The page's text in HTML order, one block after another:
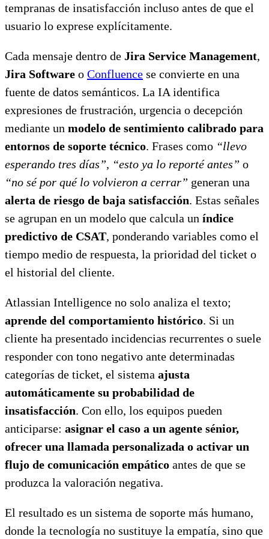
tempranas de insatisfacción incluso antes de que el
usuario lo exprese explícitamente.
Cada mensaje dentro de Jira Service Management,
Jira Software o Confluence se convierte en una
fuente de datos semánticos. La IA identifica
expresiones de frustración, urgencia o decepción
mediante un modelo de sentimiento calibrado para
entornos de soporte técnico. Frases como “llevo
esperando tres días”, “esto ya lo reporté antes” o
“no sé por qué lo volvieron a cerrar” generan una
alerta de riesgo de baja satisfacción. Estas señales
se agrupan en un modelo que calcula un índice
predictivo de CSAT, ponderando variables como el
tiempo medio de respuesta, la prioridad del ticket o
el historial del cliente.
Atlassian Intelligence no solo analiza el texto;
aprende del comportamiento histórico. Si un
cliente ha presentado incidencias recurrentes o suele
responder con tono negativo ante determinadas
categorías de ticket, el sistema ajusta
automáticamente su probabilidad de
insatisfacción. Con ello, los equipos pueden
anticiparse: asignar el caso a un agente sénior,
ofrecer una llamada personalizada o activar un
flujo de comunicación empático antes de que se
produzca la valoración negativa.
El resultado es un sistema de soporte más humano,
donde la tecnología no sustituye la empatía, sino que